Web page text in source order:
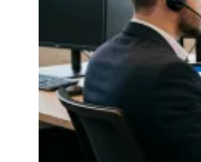
Redação Jornal de Barueri
23 de junho de 2026 às 11:23